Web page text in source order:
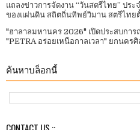
แถลงข่าวการจัดงาน “วันสตรีไทย” ปร
ของแผ่นดิน สถิตถิ่นทิพย์วิมาน สตรีไทย
"ฮาลาลมหานคร 2026" เปิดประสบกา
"PETRA อร่อยเหนือกาลเวลา" ยกนคร
ค้นหาบล็อกนี้